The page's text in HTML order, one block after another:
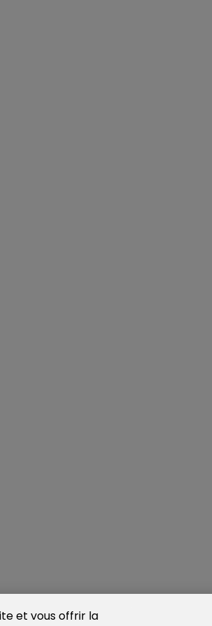
et vous offrir la